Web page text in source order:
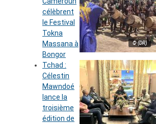
© (DR)
célèbrent
le Festival
Tokna
Massana à
Bongor
Tchad :
Célestin
Mawndoé
lance la
troisième
édition de